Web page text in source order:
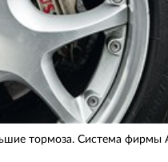
тормоза. Система фирмы